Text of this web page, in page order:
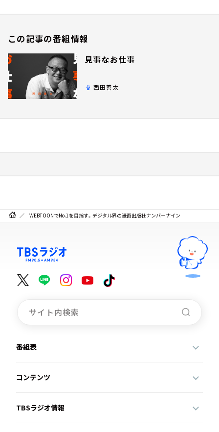
この記事の番組情報
見事なお仕事
西田善太
WEBTOONでNo.1を目指す。デジタル界の漫画出版社ナンバーナイン
番組表
コンテンツ
TBSラジオ情報